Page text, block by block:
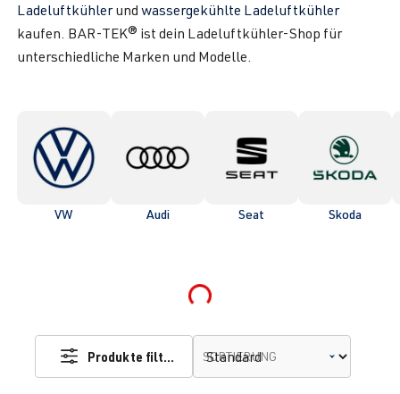
Ladeluftkühlerund wassergekühlte Ladeluftkühler
kaufen. BAR-TEK® ist dein Ladeluftkühler-Shop für
unterschiedliche Marken und Modelle.
VW Audi Seat Skoda
Loading...
Produkte filtern SORTIERUNG